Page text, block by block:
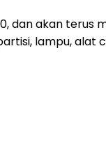
dan akan terus
lampu, alat